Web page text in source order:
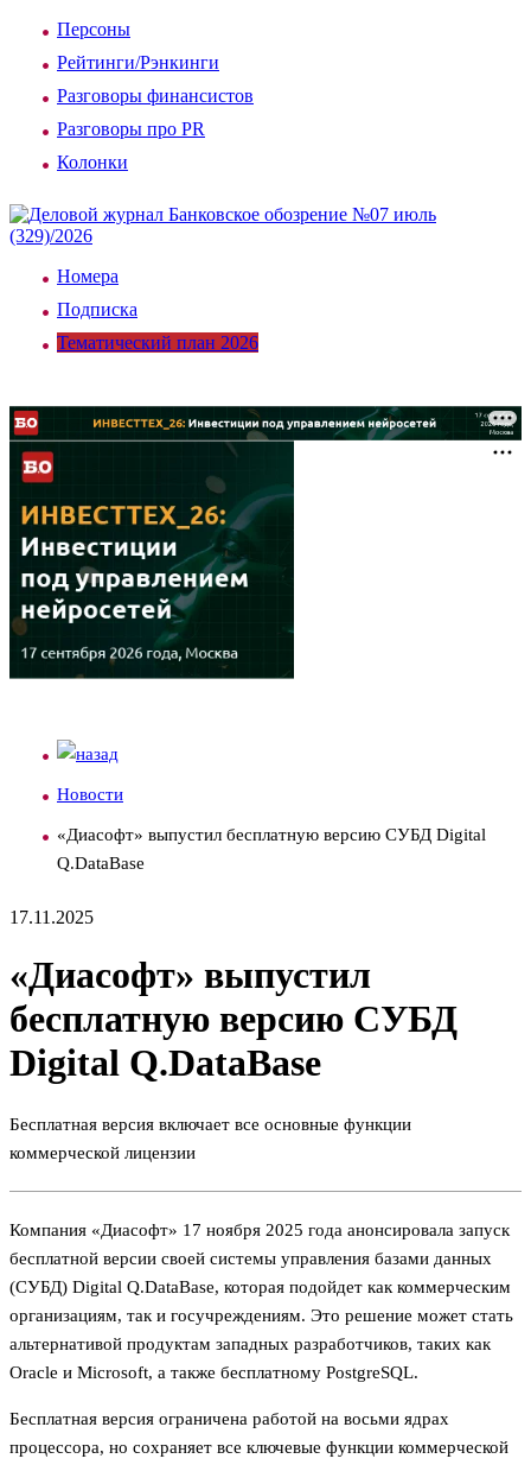
Персоны
Рейтинги/Рэнкинги
Разговоры финансистов
Разговоры про PR
Колонки
Номера
Подписка
Тематический план 2026
Новости
«Диасофт» выпустил бесплатную версию СУБД Digital
Q.DataBase
17.11.2025
«Диасофт» выпустил
бесплатную версию СУБД
Digital Q.DataBase
Бесплатная версия включает все основные функции
коммерческой лицензии
Компания «Диасофт» 17 ноября 2025 года анонсировала запуск
бесплатной версии своей системы управления базами данных
(СУБД) Digital Q.DataBase, которая подойдет как коммерческим
организациям, так и госучреждениям. Это решение может стать
альтернативой продуктам западных разработчиков, таких как
Oracle и Microsoft, а также бесплатному PostgreSQL.
Бесплатная версия ограничена работой на восьми ядрах
процессора, но сохраняет все ключевые функции коммерческой